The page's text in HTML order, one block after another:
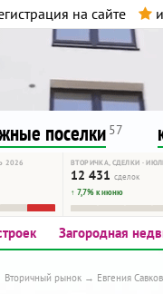
на сайте
поселки 57
2026 ВТОРИЧКА, СДЕЛКИ ·
12 431 сделок
↑ 7,7% к июню
Загородная
Вторичный рынок Евгения